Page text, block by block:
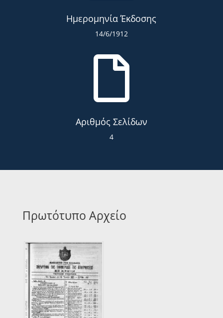
Ημερομηνία Έκδοσης
14/6/1912

Αριθμός Σελίδων
4
Πρωτότυπο Αρχείο